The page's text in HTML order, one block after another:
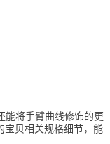
能将手臂曲线修饰的更
宝贝相关规格细节，能